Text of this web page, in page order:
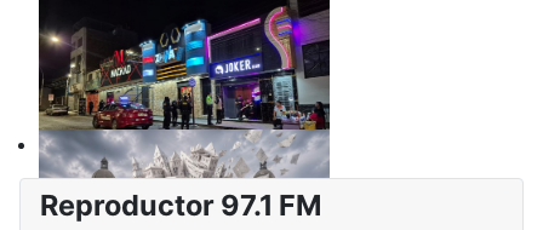
Reproductor 97.1 FM